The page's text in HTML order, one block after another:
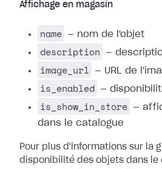
Affichage en magasin
name — nom de l'objet
description —
image_url — URL de
is_enabled —
is_show_in_store
—
dans le catalogue
Pour plus d'informations sur la
disponibilité des objets dans le